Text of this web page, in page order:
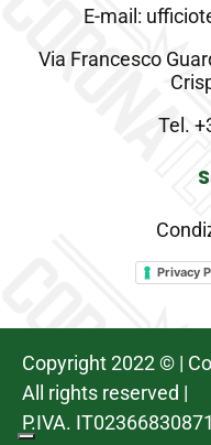
E-mail:
Via Francesco
Tel.
Privacy
Copyright 2022 © |
All rights reserved |
P.IVA. IT02366830871